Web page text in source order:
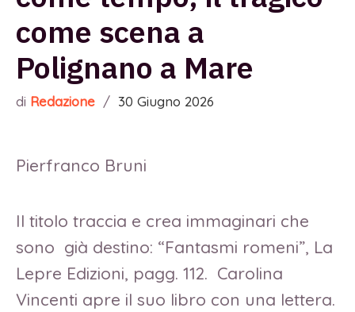
come scena a
Polignano a Mare
di Redazione / 30 Giugno 2026
Pierfranco Bruni
Il titolo traccia e crea immaginari che
sono già destino: “Fantasmi romeni”, La
Lepre Edizioni, pagg. 112. Carolina
Vincenti apre il suo libro con una lettera.